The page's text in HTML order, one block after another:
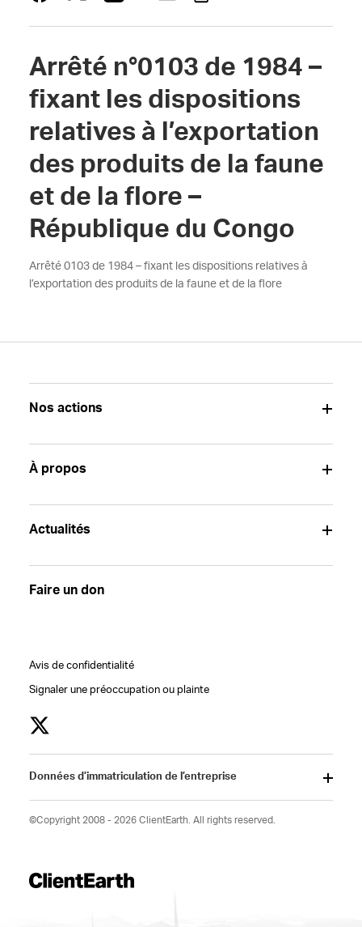
Arrêté n°0103 de 1984 –
fixant les dispositions
relatives à l’exportation
des produits de la faune
et de la flore –
République du Congo
Arrêté 0103 de 1984 – fixant les dispositions relatives à
l’exportation des produits de la faune et de la flore
Nos actions
À propos
Actualités
Faire un don
Avis de confidentialité
Signaler une préoccupation ou plainte
Données d’immatriculation de l’entreprise
©Copyright 2008 - 2026 ClientEarth. All rights reserved.